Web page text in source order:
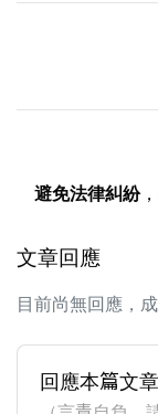
避免法律糾紛
文章回應
目前尚無回應，
回應本篇文